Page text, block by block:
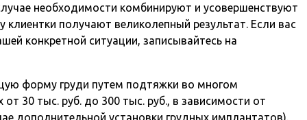
необходимости комбинируют и усовершенствуют
клиентки получают великолепный результат. Если вас
конкретной ситуации, записывайтесь на
форму груди путем подтяжки во многом
30 тыс. руб. до 300 тыс. руб., в зависимости от
дополнительной установки грудных имплантатов).